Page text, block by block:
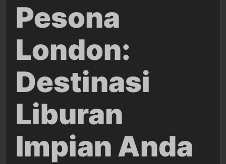
Pesona
London:
Destinasi
Liburan
Impian Anda